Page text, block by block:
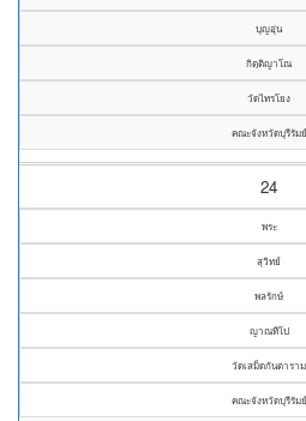
บุญอุ่น
กิตฺติญาโณ
วัดไทรโยง
คณะจังหวัดบุรีรัมย์
24
พระ
สุวิทย์
พลรักษ์
ญาณทีโป
วัดเสม็ดกันตาราม
คณะจังหวัดบุรีรัมย์